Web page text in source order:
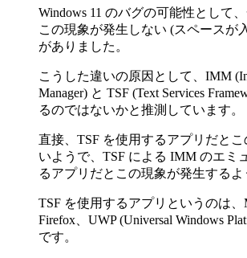
Windows 11 のバグの可能性として
この現象が発生しない (スペースが
がありました。
こうした違いの原因として、IMM
Manager) と TSF (Text Services
るのではないかと推測しています。
直接、TSF を使用するアプリだと
いようで、TSF による IMM のエミ
るアプリだとこの現象が発生するよ
TSF を使用するアプリというのは、
Firefox、UWP (Universal Windows
です。